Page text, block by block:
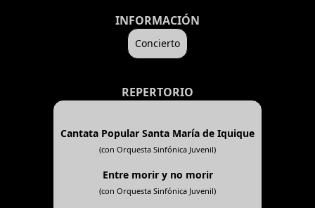
INFORMACIÓN
Concierto
REPERTORIO
Cantata Popular Santa María de Iquique
(con Orquesta Sinfónica Juvenil)
Entre morir y no morir
(con Orquesta Sinfónica Juvenil)